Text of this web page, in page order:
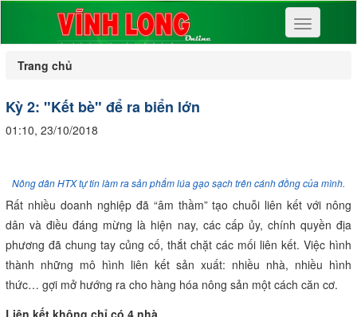
Toggle
navigation
Trang chủ
Kỳ 2: "Kết bè" để ra biển lớn
01:10, 23/10/2018